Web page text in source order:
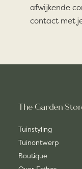
afwijkende
contact met
The Garden
Tuinstyling
Tuinontwerp
Boutique